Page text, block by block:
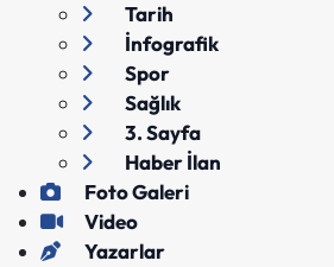
Tarih
İnfografik
Spor
Sağlık
3. Sayfa
Haber İlan
Foto Galeri
Video
Yazarlar